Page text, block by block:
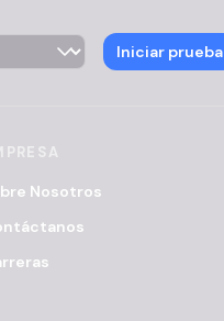
Iniciar prueba
Nosotros